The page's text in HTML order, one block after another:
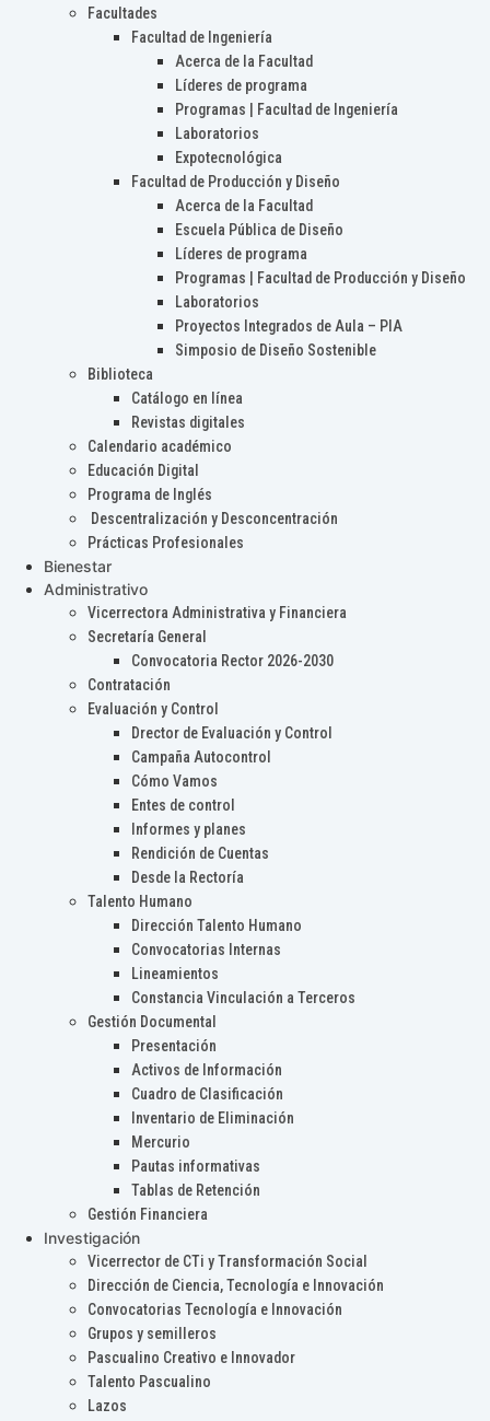
Facultades
Facultad de Ingeniería
Acerca de la Facultad
Líderes de programa
Programas | Facultad de Ingeniería
Laboratorios
Expotecnológica
Facultad de Producción y Diseño
Acerca de la Facultad
Escuela Pública de Diseño
Líderes de programa
Programas | Facultad de Producción y Diseño
Laboratorios
Proyectos Integrados de Aula – PIA
Simposio de Diseño Sostenible
Biblioteca
Catálogo en línea
Revistas digitales
Calendario académico
Educación Digital
Programa de Inglés
Descentralización y Desconcentración
Prácticas Profesionales
Bienestar
Administrativo
Vicerrectora Administrativa y Financiera
Secretaría General
Convocatoria Rector 2026-2030
Contratación
Evaluación y Control
Drector de Evaluación y Control
Campaña Autocontrol
Cómo Vamos
Entes de control
Informes y planes
Rendición de Cuentas
Desde la Rectoría
Talento Humano
Dirección Talento Humano
Convocatorias Internas
Lineamientos
Constancia Vinculación a Terceros
Gestión Documental
Presentación
Activos de Información
Cuadro de Clasificación
Inventario de Eliminación
Mercurio
Pautas informativas
Tablas de Retención
Gestión Financiera
Investigación
Vicerrector de CTi y Transformación Social
Dirección de Ciencia, Tecnología e Innovación
Convocatorias Tecnología e Innovación
Grupos y semilleros
Pascualino Creativo e Innovador
Talento Pascualino
Lazos